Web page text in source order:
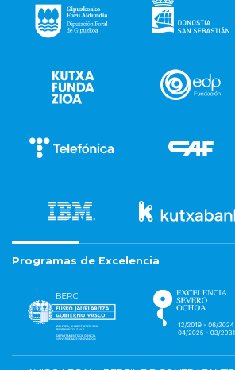
Programas de Excelencia